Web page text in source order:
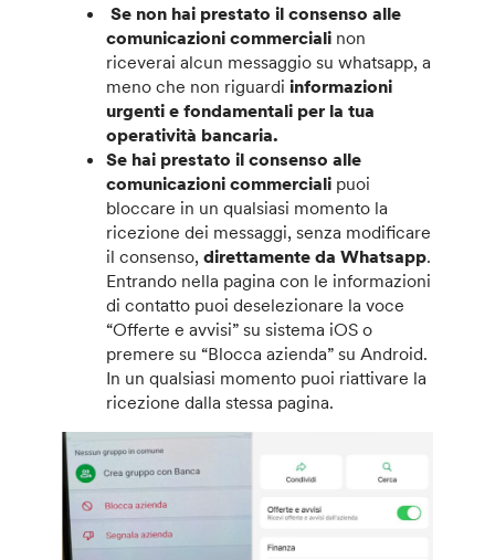
Se non hai prestato il consenso alle
comunicazioni commerciali non
riceverai alcun messaggio su whatsapp, a
meno che non riguardiinformazioni
urgenti e fondamentali per la tua
operatività bancaria.
Se hai prestato il consenso alle
comunicazioni commerciali puoi
bloccare in un qualsiasi momento la
ricezione dei messaggi, senza modificare
il consenso,direttamente da Whatsapp.
Entrando nella pagina con le informazioni
di contatto puoi deselezionare la voce
“Offerte e avvisi” su sistema iOS o
premere su “Blocca azienda” su Android.
In un qualsiasi momento puoi riattivare la
ricezione dalla stessa pagina.